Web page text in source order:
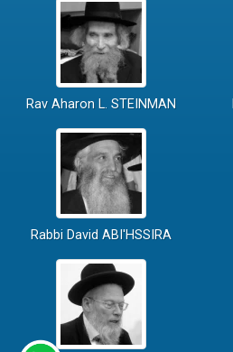
Rav Aharon L. STEINMAN
Rabbi David ABI'HSSIRA